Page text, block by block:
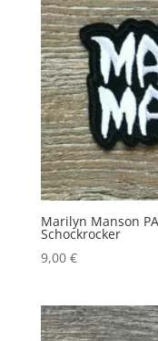
Marilyn Manson
Schockrocker
9,00 €